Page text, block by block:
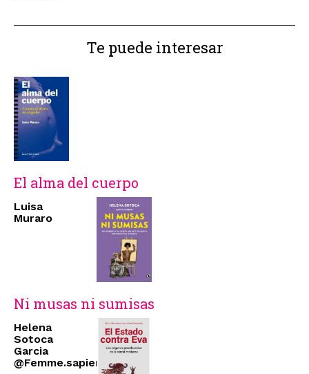
Te puede interesar
El alma del cuerpo
Luisa
Muraro
Ni musas ni sumisas
Helena
Sotoca
Garcia
@Femme.sapiens